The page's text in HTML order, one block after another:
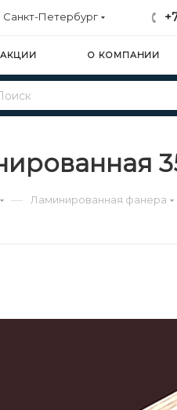
Санкт-Петербург
АКЦИИ О КОМПАНИИ
— Ламинированная фанера